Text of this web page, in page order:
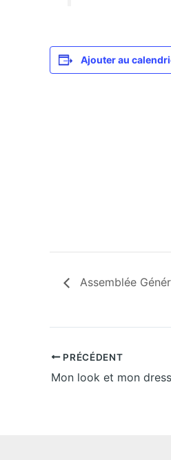
Ajouter au
Assemblée
PRÉCÉDENT
Mon look et mon